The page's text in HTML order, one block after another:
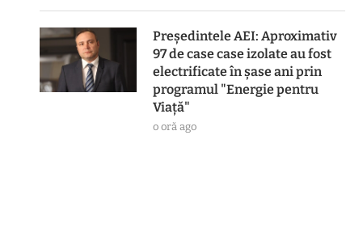
Preşedintele AEI: Aproximativ
97 de case case izolate au fost
electrificate în şase ani prin
programul "Energie pentru
Viaţă"
o oră ago